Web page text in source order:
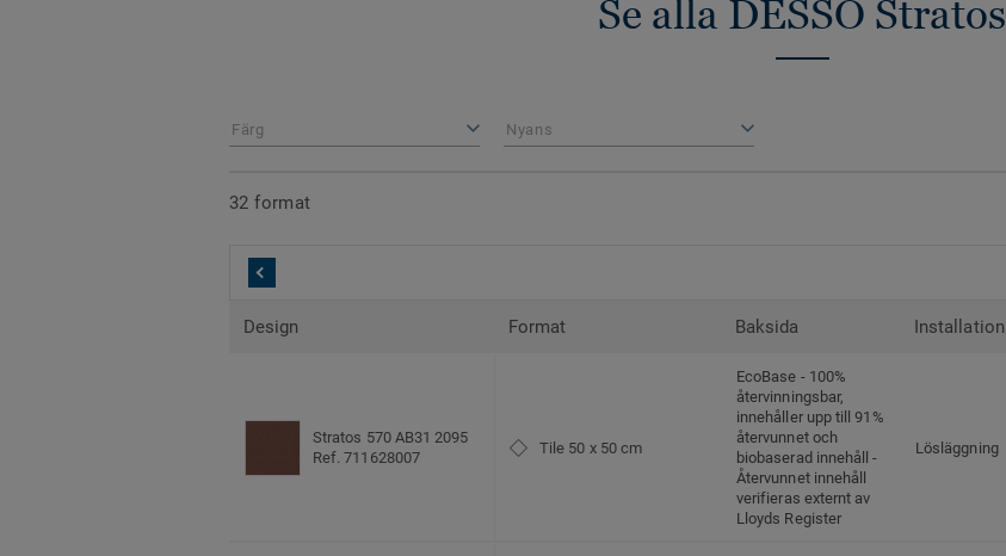
Se alla DESSO Stratos
Färg Nyans
32 format
Design Format Baksida Installation
Stratos 570 AB31 2095
Ref. 711628007
Tile 50 x 50 cm
EcoBase - 100%
återvinningsbar,
innehåller upp till 91%
återvunnet och
biobaserad innehåll -
Återvunnet innehåll
verifieras externt av
Lloyds Register
Lösläggning